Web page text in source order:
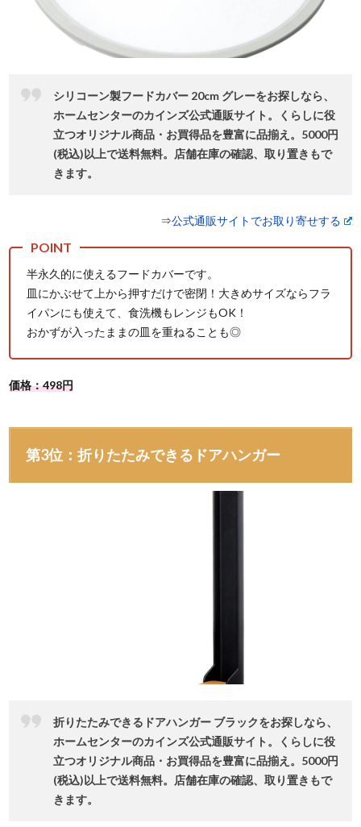
シリコーン製フードカバー 20cm グレーをお探しなら、
ホームセンターのカインズ公式通販サイト。くらしに役
⽴つオリジナル商品・お買得品を豊富に品揃え。5000円
(税込)以上で送料無料。店舗在庫の確認、取り置きもで
きます。
⇒公式通販サイトでお取り寄せする
半永久的に使えるフードカバーです。
皿にかぶせて上から押すだけで密閉！大きめサイズならフラ
イパンにも使えて、食洗機もレンジもOK！
おかずが入ったままの皿を重ねることも◎
価格：498円
第3位：折りたたみできるドアハンガー
折りたたみできるドアハンガー ブラックをお探しなら、
ホームセンターのカインズ公式通販サイト。くらしに役
⽴つオリジナル商品・お買得品を豊富に品揃え。5000円
(税込)以上で送料無料。店舗在庫の確認、取り置きもで
きます。